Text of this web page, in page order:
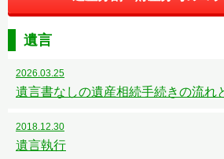
遺言
2026.03.25
遺言書なしの遺産相続手続きの流れ
2018.12.30
遺言執行